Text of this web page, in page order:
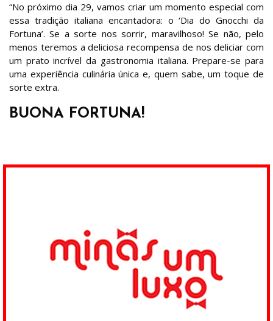
“No próximo dia 29, vamos criar um momento especial com
essa tradição italiana encantadora: o ‘Dia do Gnocchi da
Fortuna’. Se a sorte nos sorrir, maravilhoso! Se não, pelo
menos teremos a deliciosa recompensa de nos deliciar com
um prato incrível da gastronomia italiana. Prepare-se para
uma experiência culinária única e, quem sabe, um toque de
sorte extra.
BUONA FORTUNA!